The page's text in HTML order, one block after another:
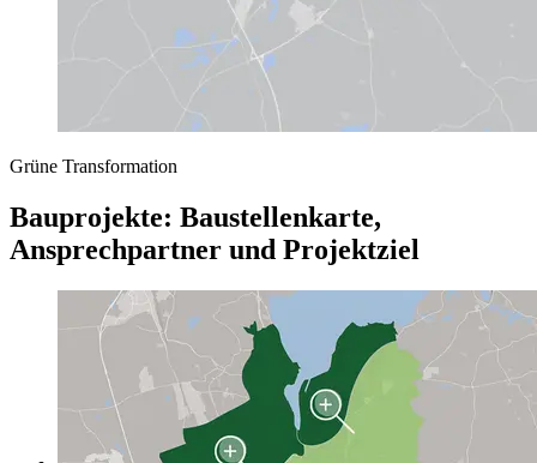
Grüne Transformation
Bauprojekte: Baustellenkarte,
Ansprechpartner und Projektziel